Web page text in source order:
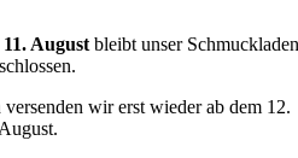
Augustbleibt unser Schmuckladen
wir erst wieder ab dem 12.
August.